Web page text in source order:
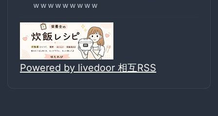
w w w w w w w w w
Powered by livedoor 相互RSS